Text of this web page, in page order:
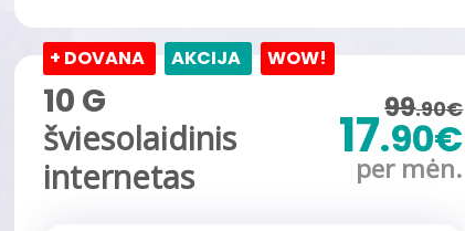
+ DOVANA AKCIJA WOW!
10 G
šviesolaidinis
internetas
99.90€
17.90€
per mėn.